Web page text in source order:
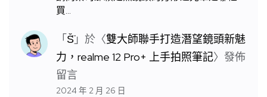
買…
「S̆̈」於〈雙大師聯手打造潛望鏡頭新魅
力，realme 12 Pro+ 上手拍照筆記〉發佈
留言
2024 年 2 月 26 日